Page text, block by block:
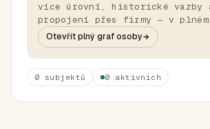
více úrovní, historické vazby
propojení přes firmy — v
Otevřít plný graf osoby
0 subjektů 0 aktivních